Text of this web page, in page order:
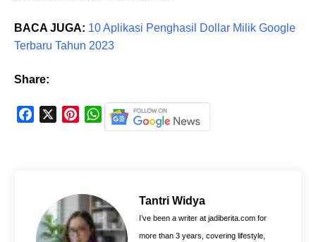
BACA JUGA: 10 Aplikasi Penghasil Dollar Milik Google
Terbaru Tahun 2023
Share:
k
e
s
W
h
A
p
p
Tantri Widya
I’ve been a writer at jadiberita.com for
more than 3 years, covering lifestyle,